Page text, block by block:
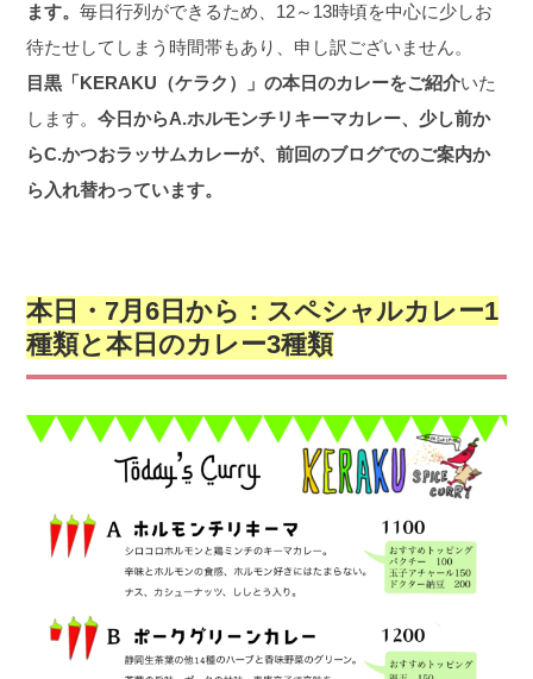
ます。毎日行列ができるため、12～13時頃を中心に少しお
待たせしてしまう時間帯もあり、申し訳ございません。
目黒「KERAKU（ケラク）」の本日のカレーをご紹介いた
します。今日からA.ホルモンチリキーマカレー、少し前か
らC.かつおラッサムカレーが、前回のブログでのご案内か
ら入れ替わっています。
本日・7月6日から： スペシャルカレー1
種類と本日のカレー3種類